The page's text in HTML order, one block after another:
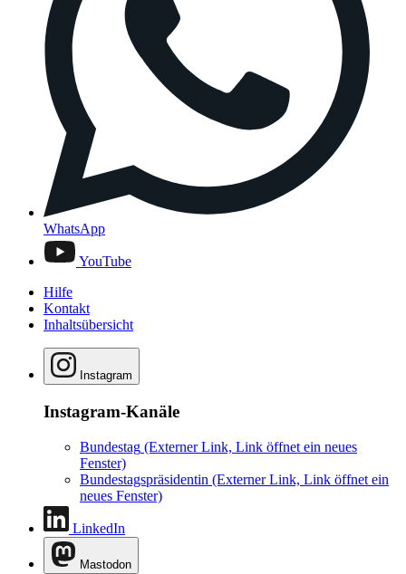
WhatsApp
YouTube
Hilfe
Kontakt
Inhaltsübersicht
Instagram
Instagram-Kanäle
Bundestag (Externer Link, Link öffnet ein neues
Fenster)
Bundestagspräsidentin (Externer Link, Link öffnet ein
neues Fenster)
LinkedIn
Mastodon